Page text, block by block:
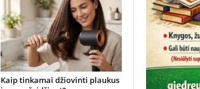
Kaip tinkamai džiovinti plaukus